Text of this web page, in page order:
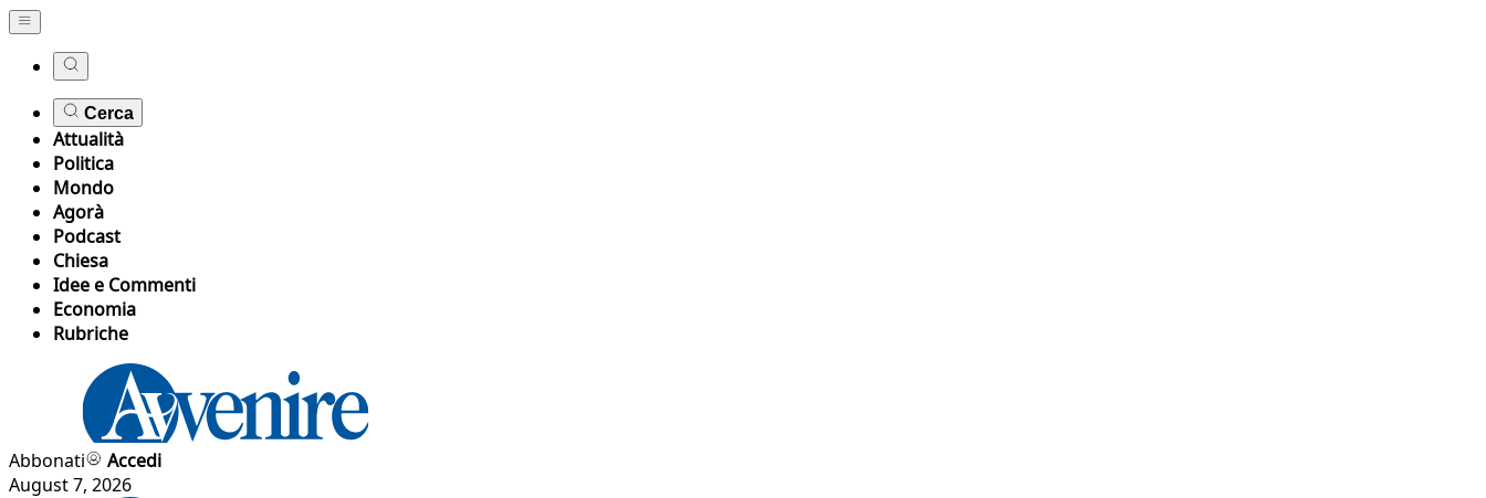
Cerca
Attualità
Politica
Mondo
Agorà
Podcast
Chiesa
Idee e Commenti
Economia
Rubriche
Abbonati
Accedi
August 7, 2026